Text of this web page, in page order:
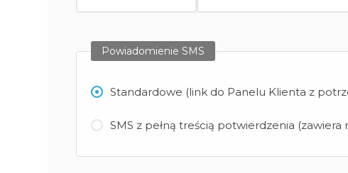
Powiadomienie SMS
Standardowe (link do Panelu Klienta z
SMS z pełną treścią potwierdzenia